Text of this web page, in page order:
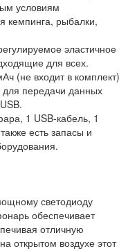
условиям
кемпинга, рыбалки,
эластичное
для всех.
(не входит в комплект)
для передачи данных
1 USB-кабель, 1
есть запасы и
светодиоду
обеспечивает
отличную
открытом воздухе этот